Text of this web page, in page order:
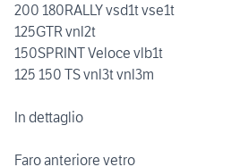
200 180RALLY vsd1t vse1t
125GTR vnl2t
150SPRINT Veloce vlb1t
125 150 TS vnl3t vnl3m
In dettaglio
Faro anteriore vetro